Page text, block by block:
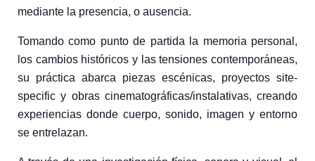
mediante la presencia, o ausencia.
Tomando como punto de partida la memoria personal,
los cambios históricos y las tensiones contemporáneas,
su práctica abarca piezas escénicas, proyectos site-
specific y obras cinematográficas/instalativas, creando
experiencias donde cuerpo, sonido, imagen y entorno
se entrelazan.